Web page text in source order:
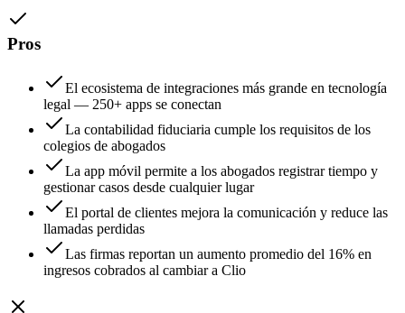
Pros
El ecosistema de integraciones más grande en tecnología
legal — 250+ apps se conectan
La contabilidad fiduciaria cumple los requisitos de los
colegios de abogados
La app móvil permite a los abogados registrar tiempo y
gestionar casos desde cualquier lugar
El portal de clientes mejora la comunicación y reduce las
llamadas perdidas
Las firmas reportan un aumento promedio del 16% en
ingresos cobrados al cambiar a Clio